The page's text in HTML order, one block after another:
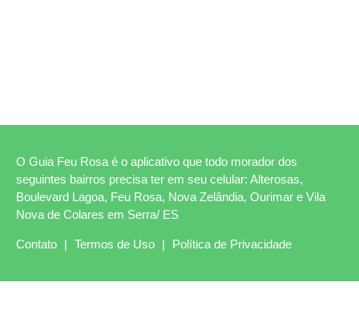
O Guia Feu Rosa é o aplicativo que todo morador dos
seguintes bairros precisa ter em seu celular: Alterosas,
Boulevard Lagoa, Feu Rosa, Nova Zelândia, Ourimar e Vila
Nova de Colares em Serra/ ES
Contato | Termos de Uso | Política de Privacidade